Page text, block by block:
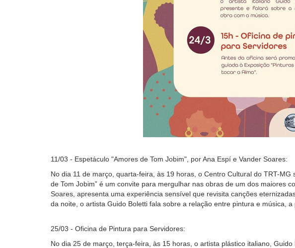
11/03 - Espetáculo "Amores de Tom Jobim", por Ana Espí e Vander Soares:
No dia 11 de março, quarta-feira, às 19 horas, o Centro Cultural do TRT-
de Tom Jobim” é um convite para mergulhar nas obras de um dos maiores
Soares, apresenta uma experiência sensível que revisita canções
da noite, o artista Guido Boletti fala sobre a relação entre pintura e música,
25/03 - Oficina de Pintura para Servidores:
No dia 25 de março, terça-feira, às 15 horas, o artista plástico italiano,